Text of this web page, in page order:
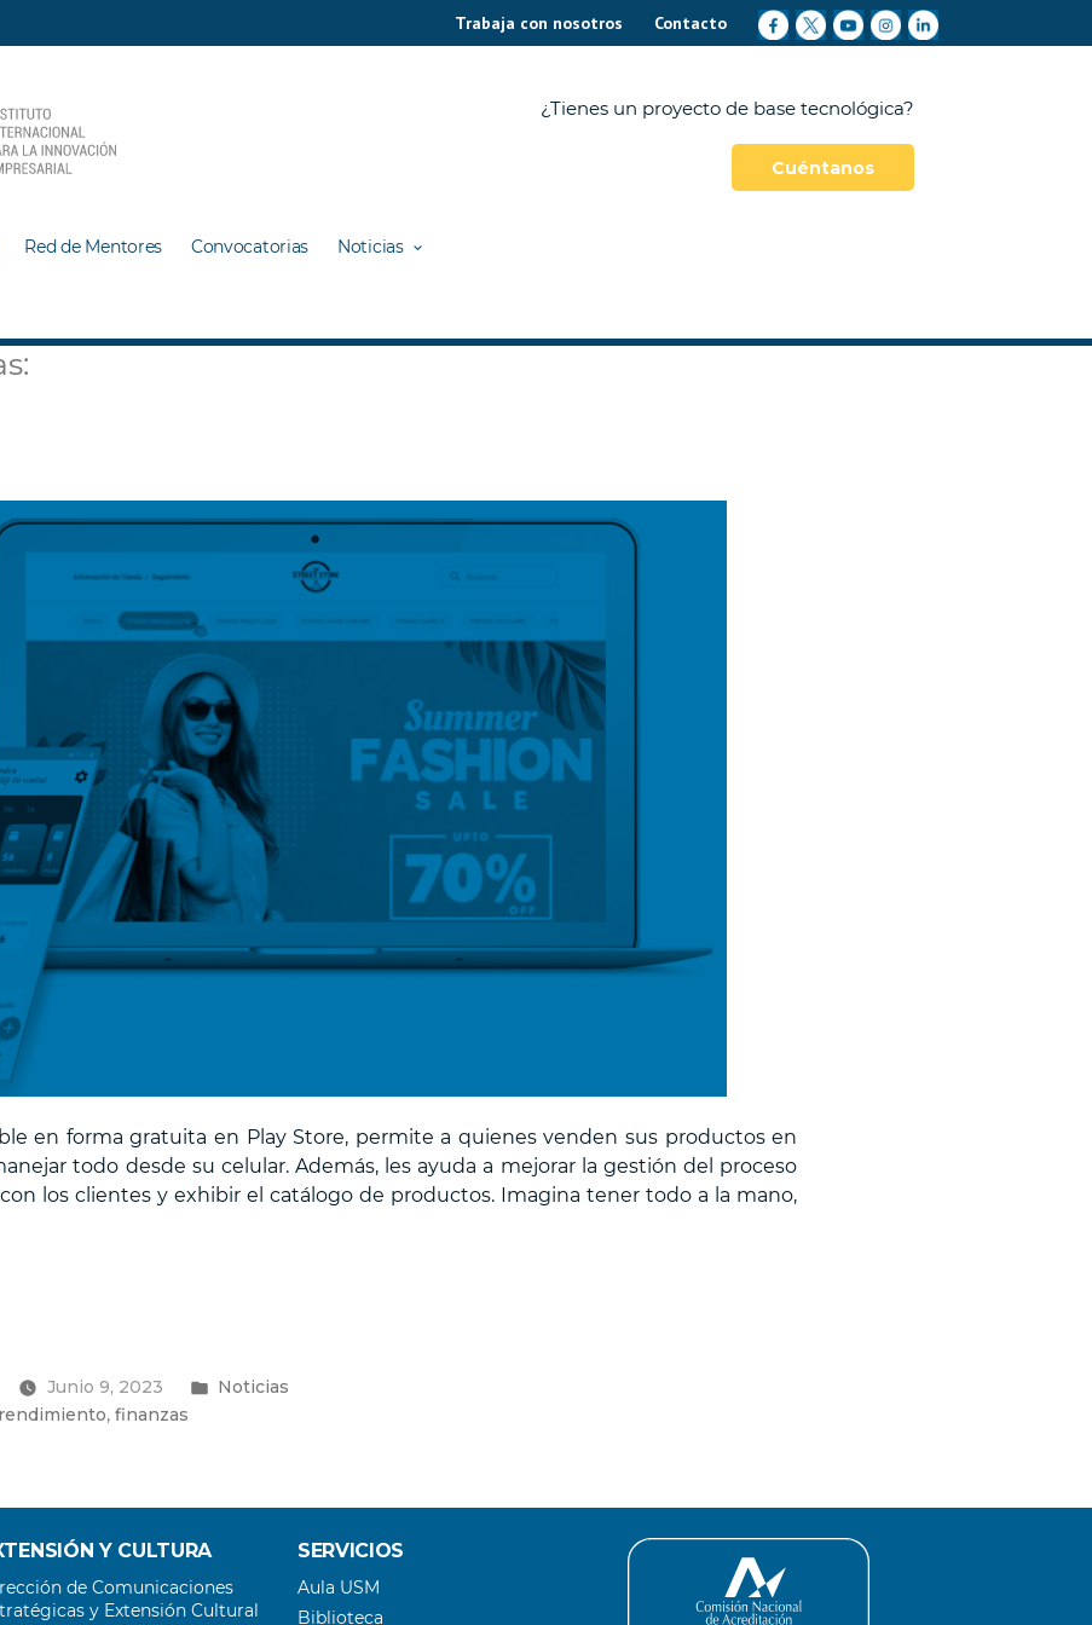
Trabaja con nosotros Contacto
¿Tienes un proyecto de base tecnológica?
Cuéntanos
Red de Mentores Convocatorias
Noticias
en forma gratuita en Play Store, permite a quienes venden sus productos en
todo desde su celular. Además, les ayuda a mejorar la gestión del proceso
los clientes y exhibir el catálogo de productos. Imagina tener todo a la mano,
Junio 9, 2023
Publicado
Noticias
, finanzas
Y CULTURA
de Comunicaciones
y Extensión Cultural
SERVICIOS
Aula USM
Biblioteca